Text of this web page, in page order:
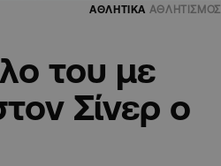
ΑΘΛΗΤΙΚΑ ΑΘΛΗΤΙΣΜΟΣ
του με
Σίνερ ο